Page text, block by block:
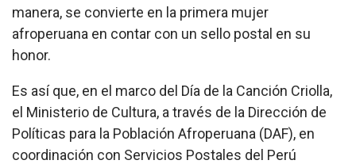
manera, se convierte en la primera mujer
afroperuana en contar con un sello postal en su
honor.
Es así que, en el marco del Día de la Canción Criolla,
el Ministerio de Cultura, a través de la Dirección de
Políticas para la Población Afroperuana (DAF), en
coordinación con Servicios Postales del Perú